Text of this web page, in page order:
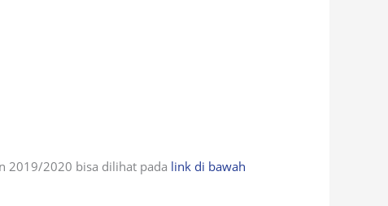
2019/2020 bisa dilihat pada link di bawah